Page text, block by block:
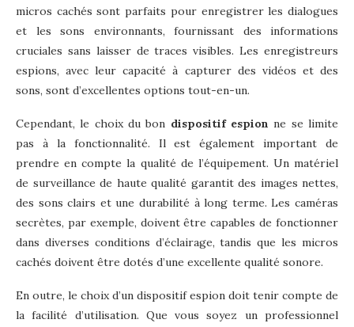
micros cachés sont parfaits pour enregistrer les dialogues
et les sons environnants, fournissant des informations
cruciales sans laisser de traces visibles. Les enregistreurs
espions, avec leur capacité à capturer des vidéos et des
sons, sont d’excellentes options tout-en-un.
Cependant, le choix du bon dispositif espion ne se limite
pas à la fonctionnalité. Il est également important de
prendre en compte la qualité de l’équipement. Un matériel
de surveillance de haute qualité garantit des images nettes,
des sons clairs et une durabilité à long terme. Les caméras
secrètes, par exemple, doivent être capables de fonctionner
dans diverses conditions d’éclairage, tandis que les micros
cachés doivent être dotés d’une excellente qualité sonore.
En outre, le choix d’un dispositif espion doit tenir compte de
la facilité d’utilisation. Que vous soyez un professionnel